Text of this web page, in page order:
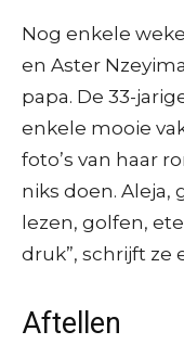
Nog enkele
en Aster
papa. De 33-
enkele mooie
foto’s van haar
niks doen. Aleja,
lezen, golfen,
druk”, schrijft ze
Aftellen